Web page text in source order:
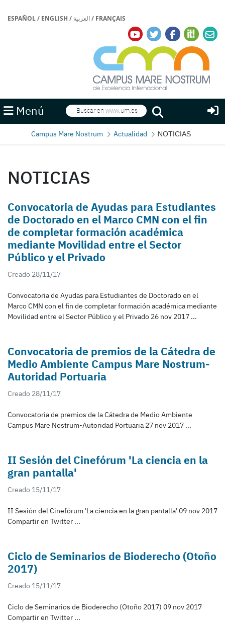
ESPAÑOL/ ENGLISH / العربية/ FRANÇAIS
Menú Buscar
Buscar
Campus Mare Nostrum Actualidad NOTICIAS
NOTICIAS
Convocatoria de Ayudas para Estudiantes
de Doctorado en el Marco CMN con el fin
de completar formación académica
mediante Movilidad entre el Sector
Público y el Privado
Creado 28/11/17
Convocatoria de Ayudas para Estudiantes de Doctorado en el
Marco CMN con el fin de completar formación académica mediante
Movilidad entre el Sector Público y el Privado 26 nov 2017 ...
Convocatoria de premios de la Cátedra de
Medio Ambiente Campus Mare Nostrum-
Autoridad Portuaria
Creado 28/11/17
Convocatoria de premios de la Cátedra de Medio Ambiente
Campus Mare Nostrum-Autoridad Portuaria 27 nov 2017 ...
II Sesión del Cinefórum 'La ciencia en la
gran pantalla'
Creado 15/11/17
II Sesión del Cinefórum 'La ciencia en la gran pantalla' 09 nov 2017
Compartir en Twitter ...
Ciclo de Seminarios de Bioderecho (Otoño
2017)
Creado 15/11/17
Ciclo de Seminarios de Bioderecho (Otoño 2017) 09 nov 2017
Compartir en Twitter ...